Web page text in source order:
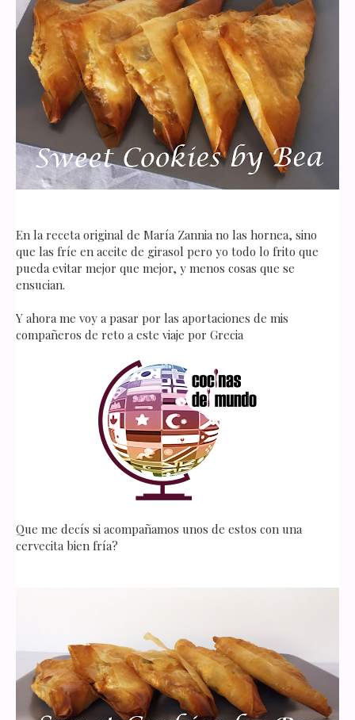
En la receta original de María Zannia no las hornea, sino
que las fríe en aceite de girasol pero yo todo lo frito que
pueda evitar mejor que mejor, y menos cosas que se
ensucian.
Y ahora me voy a pasar por las aportaciones de mis
compañeros de reto a este viaje por Grecia
Que me decís si acompañamos unos de estos con una
cervecita bien fría?